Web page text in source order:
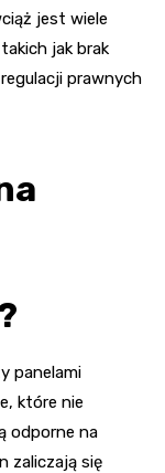
jest wiele
jak brak
prawnych
panelami
które nie
odporne na
zaliczają się